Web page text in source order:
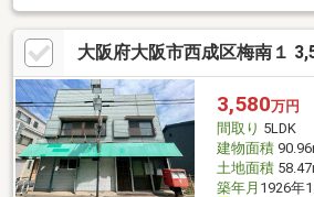
発電システム搭載！エコで安心な暮らし☆
な４ＬＤＫ＋ガレージ・２階部分ＬＤＫと
がスムーズ・屋上バルコニーあり☆住宅ロー
野と豊富な知識でご提案致します！・住宅
不安…などお気軽にお問い合わせください
無料作成も実施中☆☆当社について・ご不
を心掛けています！
大阪府大阪市西成区梅南１
3,580万円
間取り 5LDK
建物面積
土地面積
築年月 1926年